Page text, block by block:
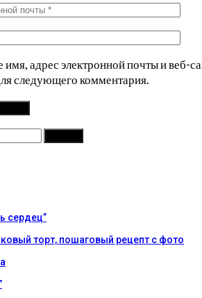
адрес электронной почты и веб-
следующего комментария.
сердец”
торт, пошаговый рецепт с фото